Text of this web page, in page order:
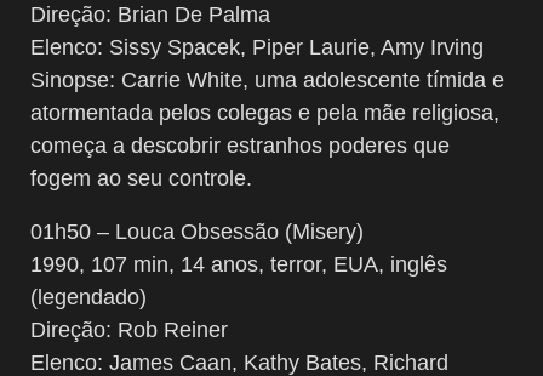
Direção: Brian De Palma
Elenco: Sissy Spacek, Piper Laurie, Amy Irving
Sinopse: Carrie White, uma adolescente tímida e
atormentada pelos colegas e pela mãe religiosa,
começa a descobrir estranhos poderes que
fogem ao seu controle.
01h50 – Louca Obsessão (Misery)
1990, 107 min, 14 anos, terror, EUA, inglês
(legendado)
Direção: Rob Reiner
Elenco: James Caan, Kathy Bates, Richard